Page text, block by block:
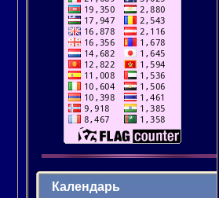
Календарь